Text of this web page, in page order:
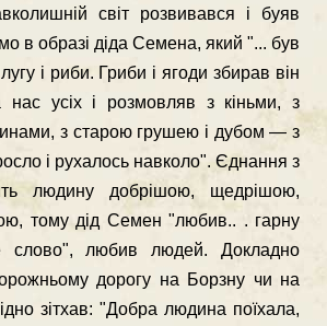
світ розвивався і буяв
в образі діда Семена, який "... був
і риби. Гриби і ягоди збирав він
нас усіх і розмовляв з кіньми, з
з старою грушею і дубом — з
і рухалось навколо". Єднання з
людину добрішою, щедрішою,
тому дід Семен "лю­бив.. . гарну
слово", любив людей. Докладно
дорогу на Борзну чи на
зітхав: "Добра людина поїхала,